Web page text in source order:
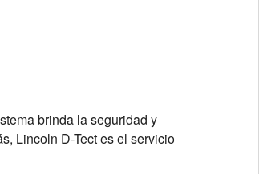
brinda la seguridad y
Lincoln D-Tect es el servicio